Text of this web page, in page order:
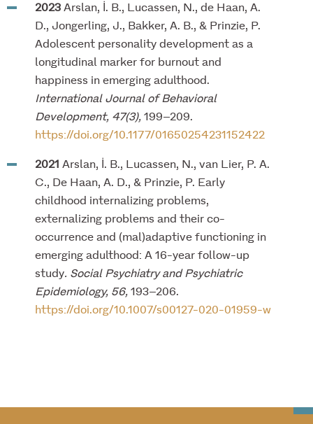
2023 Arslan, İ. B., Lucassen, N., de Haan, A.
D., Jongerling, J., Bakker, A. B., & Prinzie, P.
Adolescent personality development as a
longitudinal marker for burnout and
happiness in emerging adulthood.
International Journal of Behavioral
Development, 47(3), 199–209.
https://doi.org/10.1177/01650254231152422
2021 Arslan, İ. B., Lucassen, N., van Lier, P. A.
C., De Haan, A. D., & Prinzie, P. Early
childhood internalizing problems,
externalizing problems and their co-
occurrence and (mal)adaptive functioning in
emerging adulthood: A 16-year follow-up
study. Social Psychiatry and Psychiatric
Epidemiology, 56, 193–206.
https://doi.org/10.1007/s00127-020-01959-w